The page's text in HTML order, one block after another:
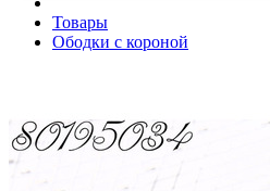
Товары
Ободки с короной